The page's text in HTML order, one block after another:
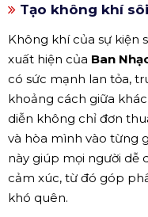
Tạo không khí
Không khí của sự kiện
xuất hiện của Ban
có sức mạnh lan tỏa,
khoảng cách giữa
diễn không chỉ đơn
và hòa mình vào từng
này giúp mọi người dễ
cảm xúc, từ đó góp
khó quên.